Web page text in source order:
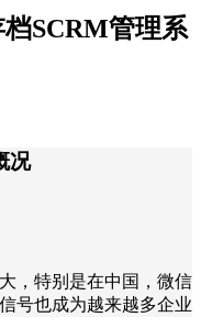
SCRM管理系
况
，特别是在中国，微信
号也成为越来越多企业